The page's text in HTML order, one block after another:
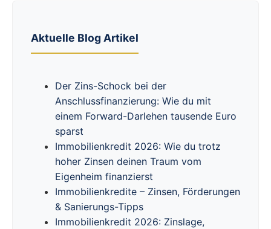
Aktuelle Blog Artikel
Der Zins-Schock bei der
Anschlussfinanzierung: Wie du mit
einem Forward-Darlehen tausende Euro
sparst
Immobilienkredit 2026: Wie du trotz
hoher Zinsen deinen Traum vom
Eigenheim finanzierst
Immobilienkredite – Zinsen, Förderungen
& Sanierungs-Tipps
Immobilienkredit 2026: Zinslage,